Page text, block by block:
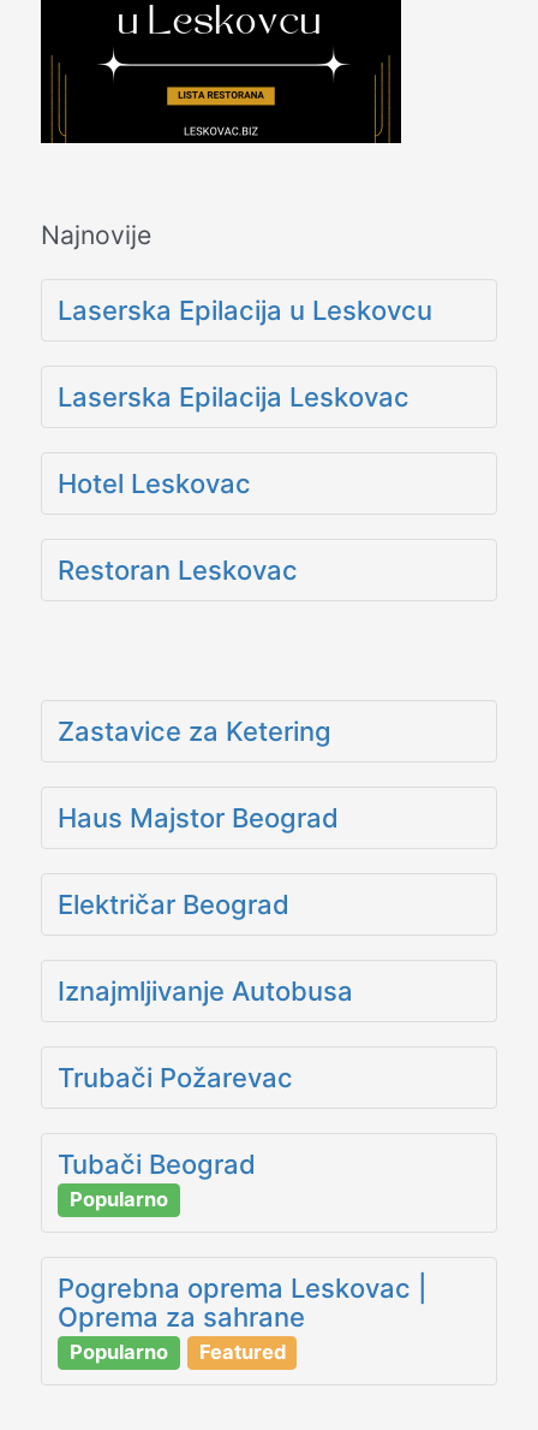
Najnovije
Laserska Epilacija u Leskovcu
Laserska Epilacija Leskovac
Hotel Leskovac
Restoran Leskovac
Zastavice za Ketering
Haus Majstor Beograd
Električar Beograd
Iznajmljivanje Autobusa
Trubači Požarevac
Tubači Beograd
Popularno
Pogrebna oprema Leskovac |
Oprema za sahrane
Popularno Featured